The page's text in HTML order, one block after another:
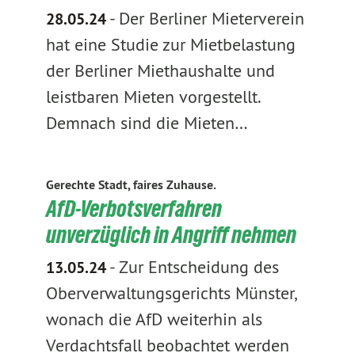
28.05.24- Der Berliner Mieterverein
hat eine Studie zur Mietbelastung
der Berliner Miethaushalte und
leistbaren Mieten vorgestellt.
Demnach sind die Mieten…
Gerechte Stadt, faires Zuhause.
AfD-Verbotsverfahren
unverzüglich in Angriff nehmen
13.05.24-Zur Entscheidung des
Oberverwaltungsgerichts Münster,
wonach die AfD weiterhin als
Verdachtsfall beobachtet werden